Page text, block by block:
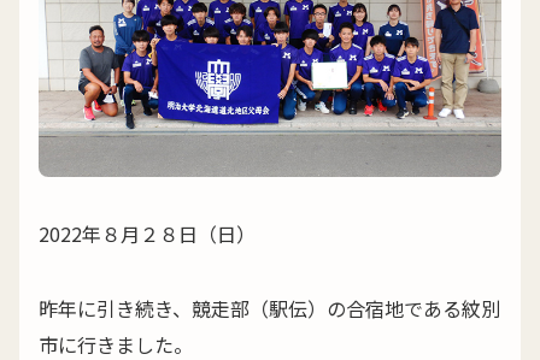
2022年８月２８日（日）
昨年に引き続き、競走部（駅伝）の合宿地である紋別
市に行きました。